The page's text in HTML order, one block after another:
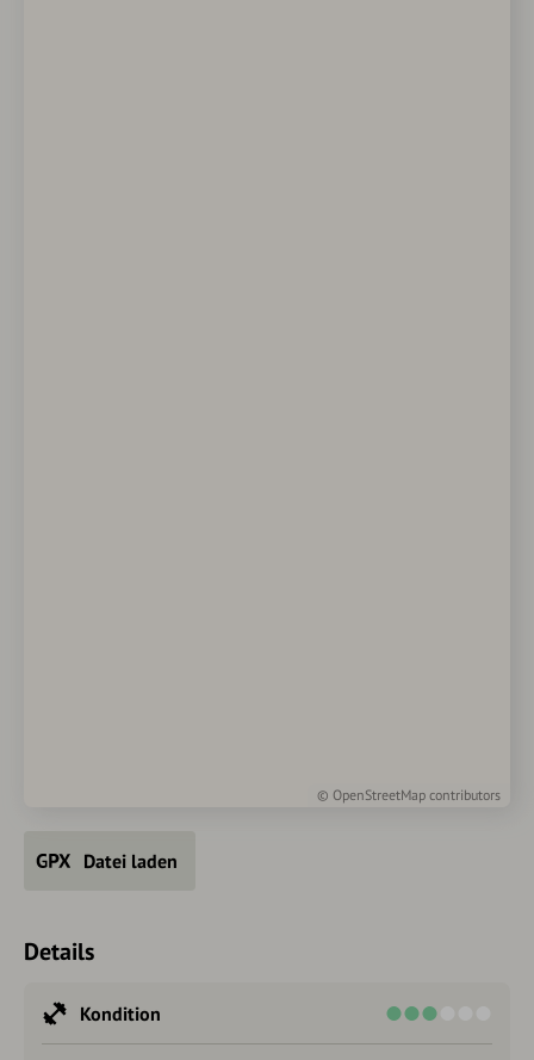
© OpenStreetMap contributors
Datei laden
Details
Kondition